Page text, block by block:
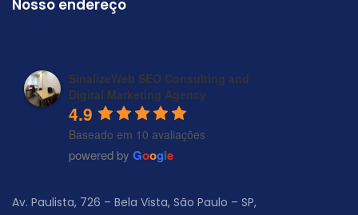
Nosso endereço
SinalizeWeb SEO Consulting and
Digital Marketing Agency
4.9
Baseado em 10 avaliações
powered by Google
Av. Paulista, 726 – Bela Vista, São Paulo – SP,